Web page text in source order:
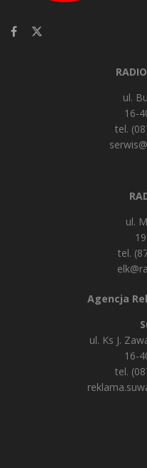
ul.
16-
tel.
ul.
tel.
Agencja
ul. Ks J.
16-
tel.